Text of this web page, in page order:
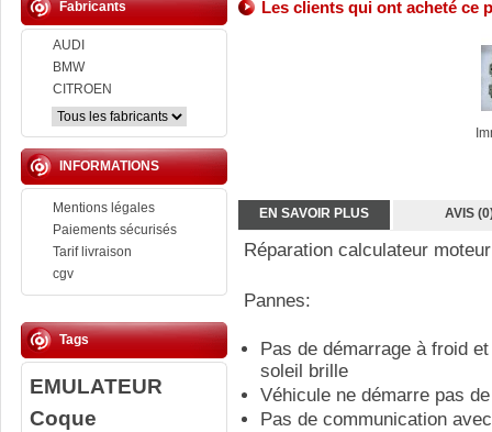
Fabricants
AUDI
BMW
CITROEN
INFORMATIONS
Mentions légales
Paiements sécurisés
Tarif livraison
cgv
Tags
EMULATEUR
Coque
Les clients qui ont acheté ce
EN SAVOIR PLUS AVIS
Réparation calculateur
Pannes:
Pas de démarrage à froid
soleil brille
Véhicule ne démarre pas
Pas de communication